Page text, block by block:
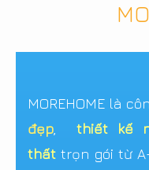
MOREHOME là
đẹp, thiết kế
thất trọn gói từ